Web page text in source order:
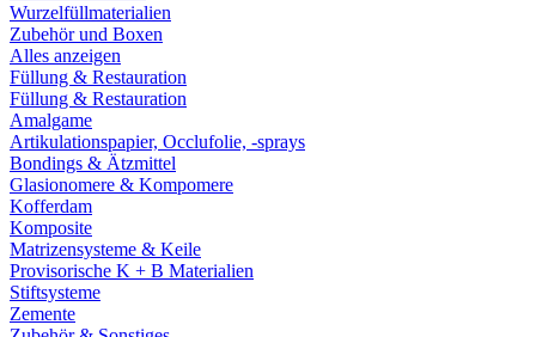
Wurzelfüllmaterialien
Zubehör und Boxen
Alles anzeigen
Füllung & Restauration
Füllung & Restauration
Amalgame
Artikulationspapier, Occlufolie, -sprays
Bondings & Ätzmittel
Glasionomere & Kompomere
Kofferdam
Komposite
Matrizensysteme & Keile
Provisorische K + B Materialien
Stiftsysteme
Zemente